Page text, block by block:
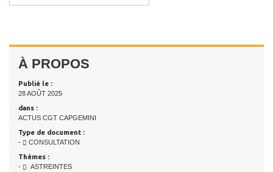
À PROPOS
Publié le :
28 AOÛT 2025
dans :
ACTUS CGT CAPGEMINI
Type de document :
-
CONSULTATION
Thèmes :
-
ASTREINTES